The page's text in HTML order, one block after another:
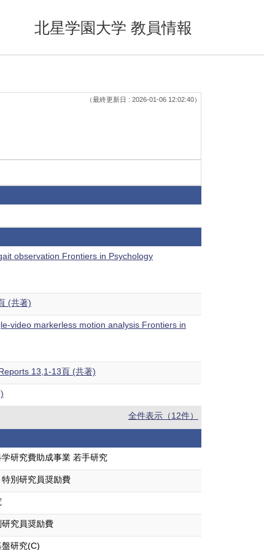
北星学園大学 教員情報
（最終更新日 : 2026-01-06 12:02:40）
observation Frontiers in Psychology
(共著)
video markerless motion analysis Frontiers in
13,1-13頁 (共著)
全件表示（12件）
研究費助成事業 若手研究
別研究員奨励費
究員奨励費
研究(C)